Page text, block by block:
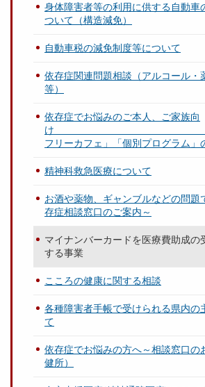
身体障害者等の利用に供する自動車
ついて（構造減免）
自動車税の減免制度等について
依存症関連問題相談（アルコール
等）
依存症でお悩みのご本人、ご家族向
け 「ハ
フリーカフェ」「個別プログラム」
精神科救急医療について
お酒や薬物、ギャンブルなどの問題
存症相談窓口のご案内～
マイナンバーカードを医療費助成の
する事業
こころの健康に関する相談
各種障害者手帳で受けられる県内の
て
依存症でお悩みの方へ～相談窓口の
健所）